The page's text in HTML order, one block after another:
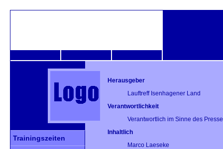
Trainingszeiten
Herausgeber
Lauftreff Isenhagener Land
Verantwortlichkeit
Verantwortlich im Sinne des
Inhaltlich
Marco Laeseke